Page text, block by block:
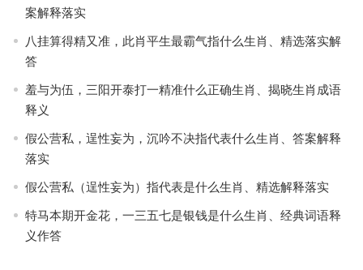
案解释落实
八挂算得精又准，此肖平生最霸气指什么生肖、精选落实解
答
羞与为伍，三阳开泰打一精准什么正确生肖、揭晓生肖成语
释义
假公营私，逞性妄为，沉吟不决指代表什么生肖、答案解释
落实
假公营私（逞性妄为）指代表是什么生肖、精选解释落实
特马本期开金花，一三五七是银钱是什么生肖、经典词语释
义作答